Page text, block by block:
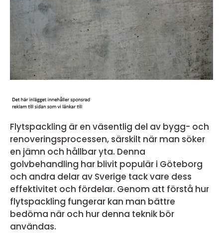
Flytspackling är en väsentlig del av bygg- och
renoveringsprocessen, särskilt när man söker
en jämn och hållbar yta. Denna
golvbehandling har blivit populär i Göteborg
och andra delar av Sverige tack vare dess
effektivitet och fördelar. Genom att förstå hur
flytspackling fungerar kan man bättre
bedöma när och hur denna teknik bör
användas.